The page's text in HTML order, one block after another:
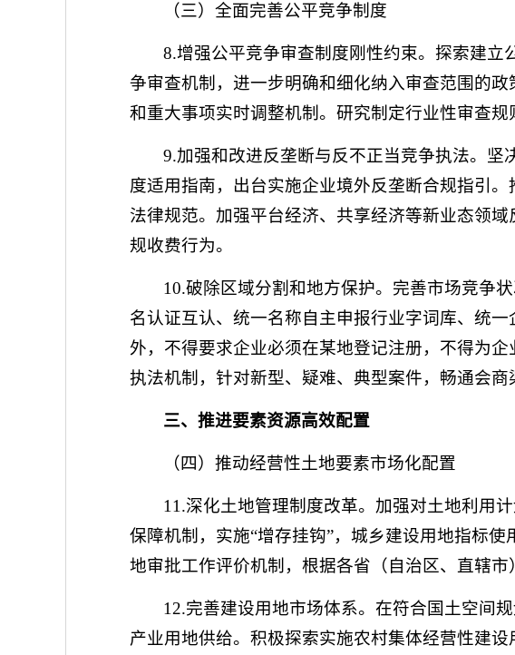
（三）全面完善公平竞争制度
8.增强公平竞争审查制度刚性约束。探索建
争审查机制，进一步明确和细化纳入审查范围的
和重大事项实时调整机制。研究制定行业性审查规
9.加强和改进反垄断与反不正当竞争执法。坚
度适用指南，出台实施企业境外反垄断合规指引
法律规范。加强平台经济、共享经济等新业态领
规收费行为。
10.破除区域分割和地方保护。完善市场竞争
名认证互认、统一名称自主申报行业字词库、统
外，不得要求企业必须在某地登记注册，不得为
执法机制，针对新型、疑难、典型案件，畅通会商
三、推进要素资源高效配置
（四）推动经营性土地要素市场化配置
11.深化土地管理制度改革。加强对土地利用
保障机制，实施“增存挂钩”，城乡建设用地指标
地审批工作评价机制，根据各省（自治区、直辖
12.完善建设用地市场体系。在符合国土空间
产业用地供给。积极探索实施农村集体经营性建